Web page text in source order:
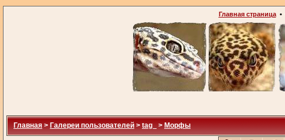
Главная страница•
Главная > Галереи пользователей > tag_ > Морфы